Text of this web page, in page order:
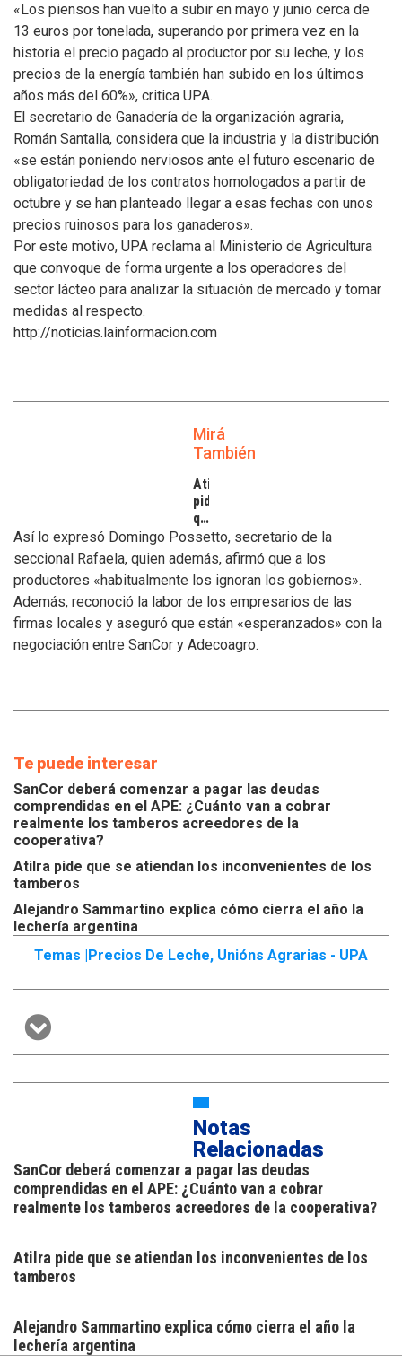
«Los piensos han vuelto a subir en mayo y junio cerca de
13 euros por tonelada, superando por primera vez en la
historia el precio pagado al productor por su leche, y los
precios de la energía también han subido en los últimos
años más del 60%», critica UPA.
El secretario de Ganadería de la organización agraria,
Román Santalla, considera que la industria y la distribución
«se están poniendo nerviosos ante el futuro escenario de
obligatoriedad de los contratos homologados a partir de
octubre y se han planteado llegar a esas fechas con unos
precios ruinosos para los ganaderos».
Por este motivo, UPA reclama al Ministerio de Agricultura
que convoque de forma urgente a los operadores del
sector lácteo para analizar la situación de mercado y tomar
medidas al respecto.
http://noticias.lainformacion.com
Mirá
También
Atilra
pide
que
se
atiendan
inconvenientes
de
los
tamberos
Así lo expresó Domingo Possetto, secretario de la
seccional Rafaela, quien además, afirmó que a los
productores «habitualmente los ignoran los gobiernos».
Además, reconoció la labor de los empresarios de las
firmas locales y aseguró que están «esperanzados» con la
negociación entre SanCor y Adecoagro.
Te puede interesar
SanCor deberá comenzar a pagar las deudas
comprendidas en el APE: ¿Cuánto van a cobrar
realmente los tamberos acreedores de la
cooperativa?
Atilra pide que se atiendan los inconvenientes de los
tamberos
Alejandro Sammartino explica cómo cierra el año la
lechería argentina
Temas |
Precios De Leche, Unións Agrarias - UPA
Notas
Relacionadas
SanCor deberá comenzar a pagar las deudas
comprendidas en el APE: ¿Cuánto van a cobrar
realmente los tamberos acreedores de la cooperativa?
Atilra pide que se atiendan los inconvenientes de los
tamberos
Alejandro Sammartino explica cómo cierra el año la
lechería argentina